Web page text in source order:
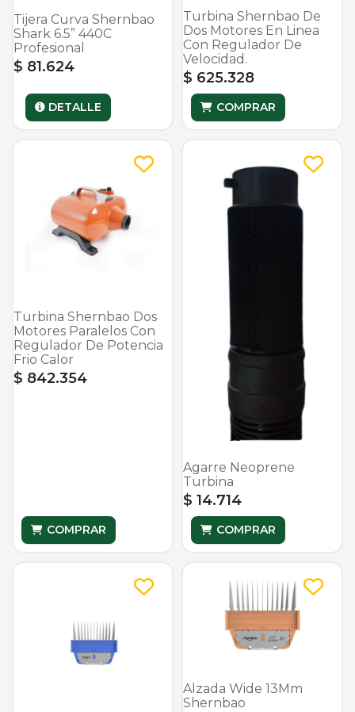
Tijera Curva Shernbao
Shark 6.5” 440C
Profesional
$ 81.624
DETALLE
Turbina Shernbao De
Dos Motores En Linea
Con Regulador De
Velocidad.
$ 625.328
COMPRAR
Turbina Shernbao Dos
Motores Paralelos Con
Regulador De Potencia
Frio Calor
$ 842.354
COMPRAR
Agarre Neoprene
Turbina
$ 14.714
COMPRAR
Alzada Wide 13Mm
Shernbao